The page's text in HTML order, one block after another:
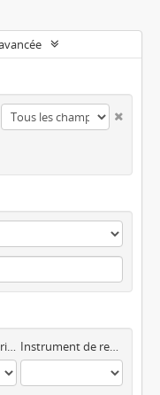
Document numérique disponible Instrument de recherche